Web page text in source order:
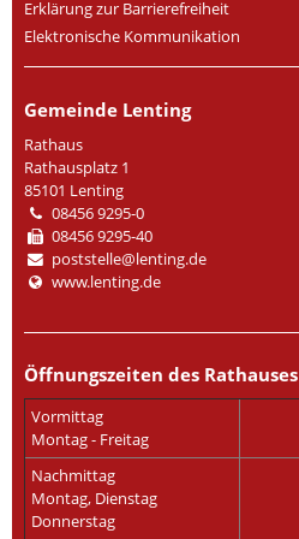
Erklärung zur Barrierefreiheit
Elektronische Kommunikation
Gemeinde Lenting
Rathaus
Rathausplatz 1
85101 Lenting
08456 9295-0
08456 9295-40
poststelle@lenting.de
www.lenting.de
Öffnungszeiten des Rathauses
Vormittag
Montag - Freitag
Nachmittag
Montag, Dienstag
Donnerstag